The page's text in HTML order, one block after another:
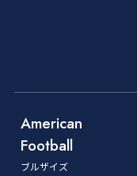
American
Football
ブルザイズ